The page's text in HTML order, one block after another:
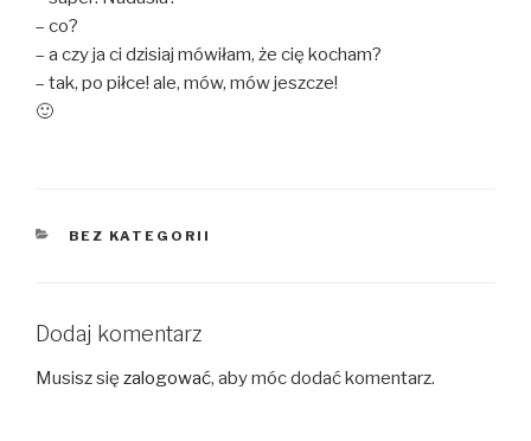
– co?
– a czy ja ci dzisiaj mówiłam, że cię kocham?
– tak, po piłce! ale, mów, mów jeszcze!
🙂
KATEGORIE
BEZ KATEGORII
Dodaj komentarz
Musisz się zalogować, aby móc dodać komentarz.